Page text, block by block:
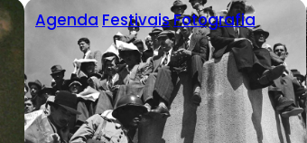
Agenda FestivaisFotografia